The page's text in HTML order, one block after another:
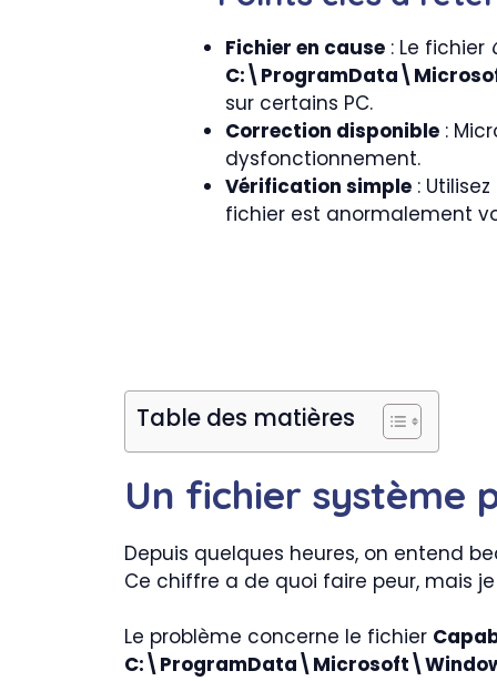
Fichier en cause : Le fichier
sur certains PC.
Correction disponible :
dysfonctionnement.
Vérification simple :
fichier est anormalement
Table des matières
Un fichier système
Depuis quelques heures, on entend
Ce chiffre a de quoi faire peur, mais
Le problème concerne le fichier